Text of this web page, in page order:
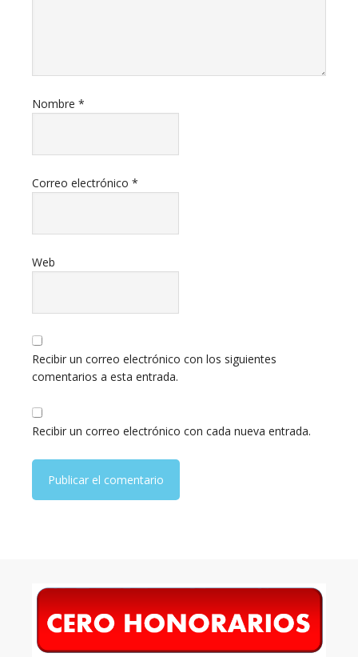
Nombre *
Correo electrónico *
Web
Recibir un correo electrónico con los siguientes
comentarios a esta entrada.
Recibir un correo electrónico con cada nueva entrada.